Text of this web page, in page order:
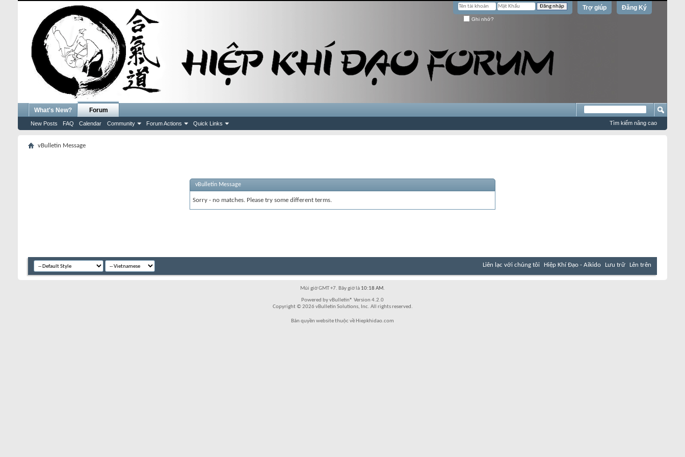
Đăng Ký
Trợ giúp
Ghi nhớ?
What's New? Forum
New Posts FAQ Calendar Community Forum Actions Quick Links Tìm kiếm nâng cao
vBulletin Message
vBulletin Message
Sorry - no matches. Please try some different terms.
Liên lạc với chúng tôi Hiệp Khí Đạo - Aikido Lưu trữ Lên trên
Múi giờ GMT +7. Bây giờ là 10:18 AM.
Powered by vBulletin® Version 4.2.0
Copyright © 2026 vBulletin Solutions, Inc. All rights reserved.
Bản quyền website thuộc về Hiepkhidao.com